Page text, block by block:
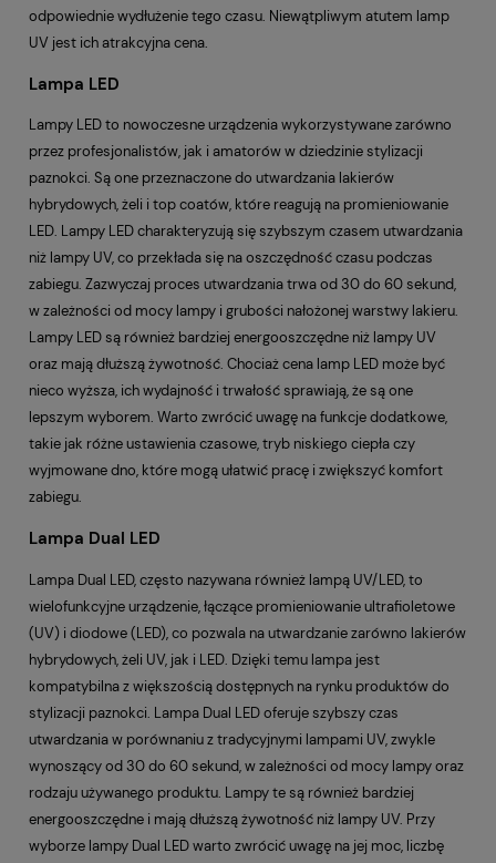
odpowiednie wydłużenie tego czasu. Niewątpliwym atutem lamp
UV jest ich atrakcyjna cena.
Lampa LED
Lampy LED to nowoczesne urządzenia wykorzystywane zarówno
przez profesjonalistów, jak i amatorów w dziedzinie stylizacji
paznokci. Są one przeznaczone do utwardzania lakierów
hybrydowych, żeli i top coatów, które reagują na promieniowanie
LED. Lampy LED charakteryzują się szybszym czasem utwardzania
niż lampy UV, co przekłada się na oszczędność czasu podczas
zabiegu. Zazwyczaj proces utwardzania trwa od 30 do 60 sekund,
w zależności od mocy lampy i grubości nałożonej warstwy lakieru.
Lampy LED są również bardziej energooszczędne niż lampy UV
oraz mają dłuższą żywotność. Chociaż cena lamp LED może być
nieco wyższa, ich wydajność i trwałość sprawiają, że są one
lepszym wyborem. Warto zwrócić uwagę na funkcje dodatkowe,
takie jak różne ustawienia czasowe, tryb niskiego ciepła czy
wyjmowane dno, które mogą ułatwić pracę i zwiększyć komfort
zabiegu.
Lampa Dual LED
Lampa Dual LED, często nazywana również lampą UV/LED, to
wielofunkcyjne urządzenie, łączące promieniowanie ultrafioletowe
(UV) i diodowe (LED), co pozwala na utwardzanie zarówno lakierów
hybrydowych, żeli UV, jak i LED. Dzięki temu lampa jest
kompatybilna z większością dostępnych na rynku produktów do
stylizacji paznokci. Lampa Dual LED oferuje szybszy czas
utwardzania w porównaniu z tradycyjnymi lampami UV, zwykle
wynoszący od 30 do 60 sekund, w zależności od mocy lampy oraz
rodzaju używanego produktu. Lampy te są również bardziej
energooszczędne i mają dłuższą żywotność niż lampy UV. Przy
wyborze lampy Dual LED warto zwrócić uwagę na jej moc, liczbę